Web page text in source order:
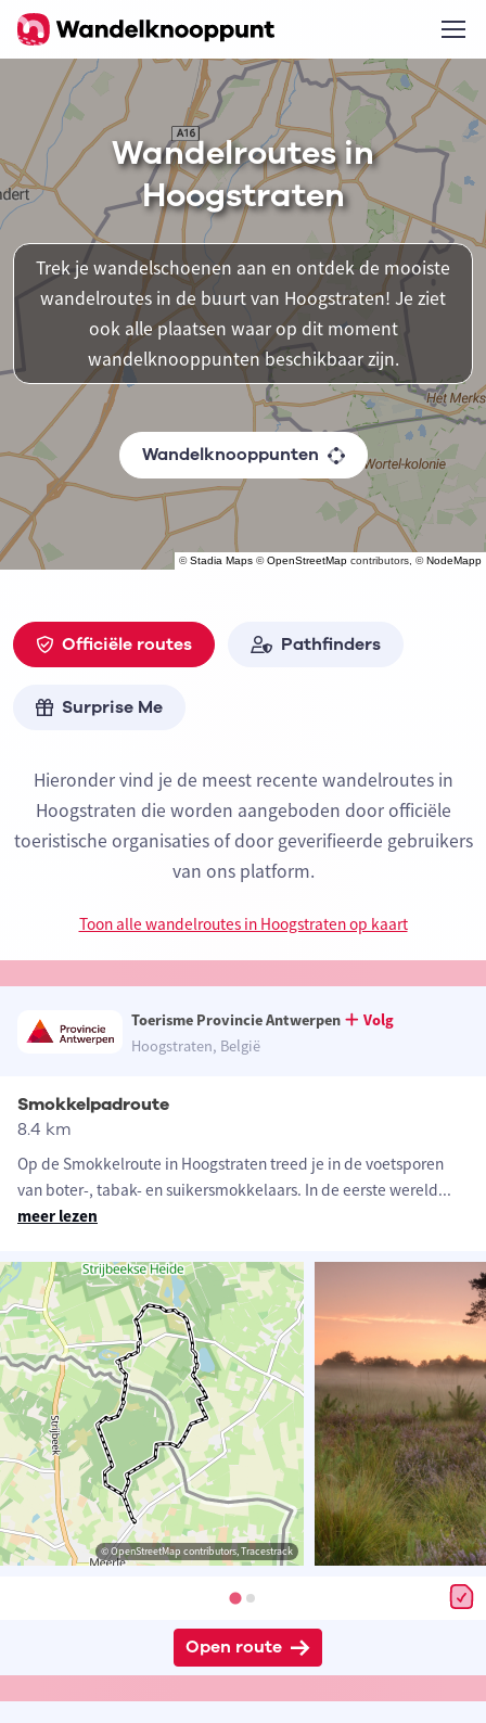
©Stadia Maps ©OpenStreetMap contributors, ©NodeMapp
Wandelroutes in
Hoogstraten
Trek je wandelschoenen aan en ontdek de mooiste
wandelroutes in de buurt van Hoogstraten! Je ziet
ook alle plaatsen waar op dit moment
wandelknooppunten beschikbaar zijn.
Wandelknooppunten
Officiële routes Pathfinders
Surprise Me
Hieronder vind je de meest recente wandelroutes in
Hoogstraten die worden aangeboden door officiële
toeristische organisaties of door geverifieerde gebruikers
van ons platform.
Toon alle wandelroutes in Hoogstraten op kaart
Toerisme Provincie Antwerpen
Volg
Hoogstraten, België
Smokkelpadroute
8.4 km
Op de Smokkelroute in Hoogstraten treed je in de voetsporen
van boter-, tabak- en suikersmokkelaars. In de eerste wereld...
meer lezen
© OpenStreetMap contributors, Tracestrack
Open route